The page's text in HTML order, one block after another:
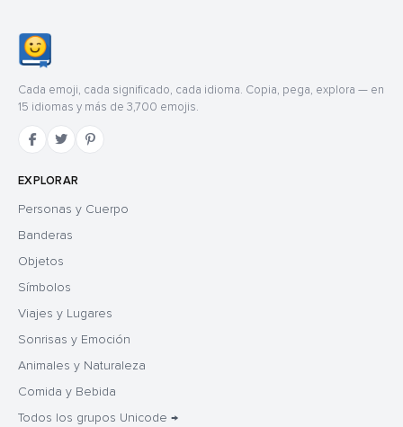
Cada emoji, cada significado, cada idioma. Copia, pega, explora — en
15 idiomas y más de 3,700 emojis.
EXPLORAR
Personas y Cuerpo
Banderas
Objetos
Símbolos
Viajes y Lugares
Sonrisas y Emoción
Animales y Naturaleza
Comida y Bebida
Todos los grupos Unicode →